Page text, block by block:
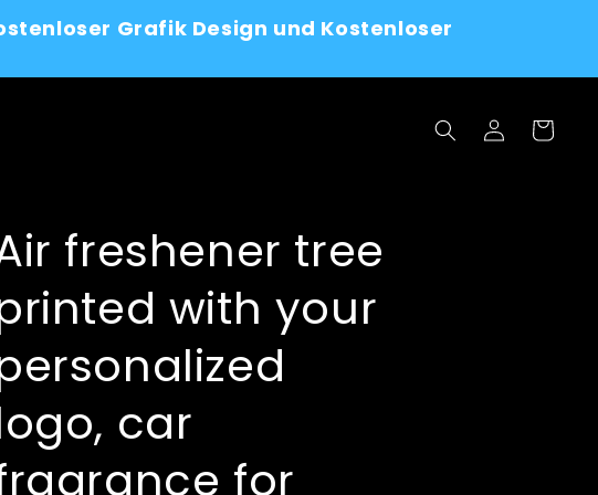
Grafik Design und Kostenloser
Log
in
Cart
freshener tree
with your
car
for